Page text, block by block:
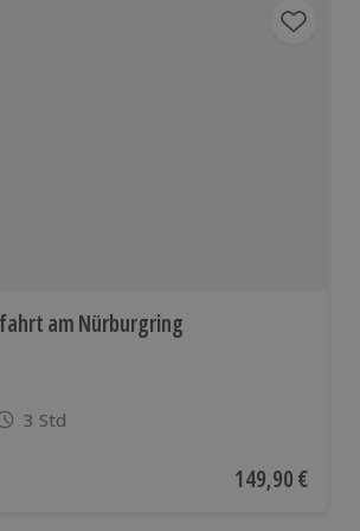
am Nürburgring
3 Std
basierend auf 142 Bewertungen
Aktueller Preis
149,90 €